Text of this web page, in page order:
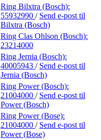
Ring Bilxtra (Bosch):
55932990 / Send e-post til
Bilxtra (Bosch)
Ring Clas Ohlson (Bosch):
23214000
Ring Jernia (Bosch):
40005943 / Send e-post til
Jernia (Bosch)
Ring Power (Bosch):
21004000 / Send e-post til
Power (Bosch)
Ring Power (Bose):
21004000 / Send e-post til
Power (Bose)